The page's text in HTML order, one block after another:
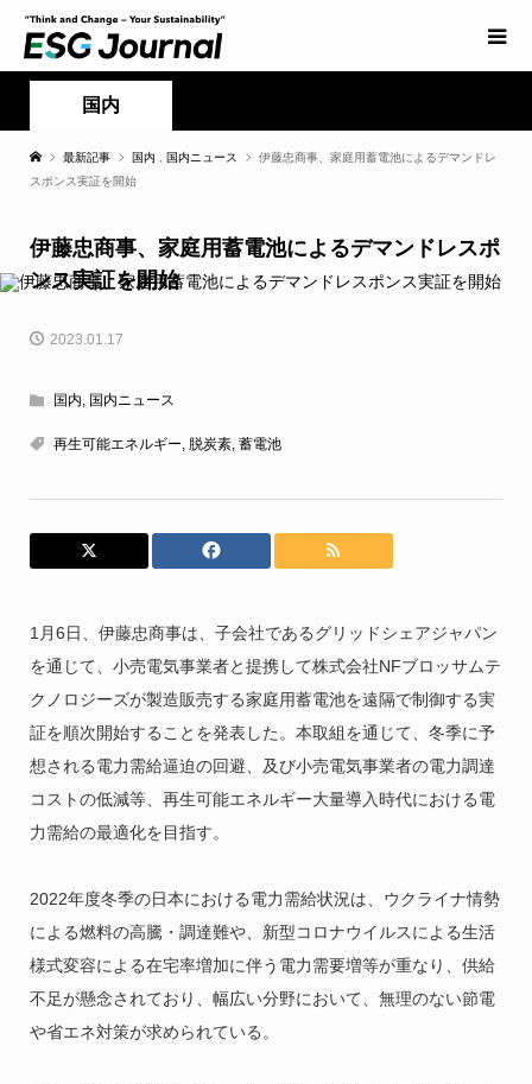
国内
最新記事 国内 国内ニュース
伊藤忠商事、家庭用蓄電池によるデマンドレ
スポンス実証を開始
伊藤忠商事、家庭用蓄電池によるデマンドレスポ
ンス実証を開始
2023.01.17
国内, 国内ニュース
再生可能エネルギー, 脱炭素, 蓄電池
1月6日、伊藤忠商事は、子会社であるグリッドシェアジャパン
を通じて、小売電気事業者と提携して株式会社NFブロッサムテ
クノロジーズが製造販売する家庭用蓄電池を遠隔で制御する実
証を順次開始することを発表した。本取組を通じて、冬季に予
想される電力需給逼迫の回避、及び小売電気事業者の電力調達
コストの低減等、再生可能エネルギー大量導入時代における電
力需給の最適化を目指す。
2022年度冬季の日本における電力需給状況は、ウクライナ情勢
による燃料の高騰・調達難や、新型コロナウイルスによる生活
様式変容による在宅率増加に伴う電力需要増等が重なり、供給
不足が懸念されており、幅広い分野において、無理のない節電
や省エネ対策が求められている。